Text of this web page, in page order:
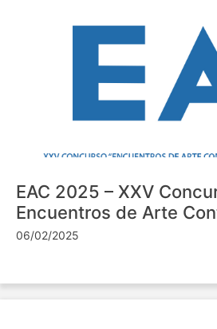
EAC 2025 – XXV
Encuentros de Arte
06/02/2025